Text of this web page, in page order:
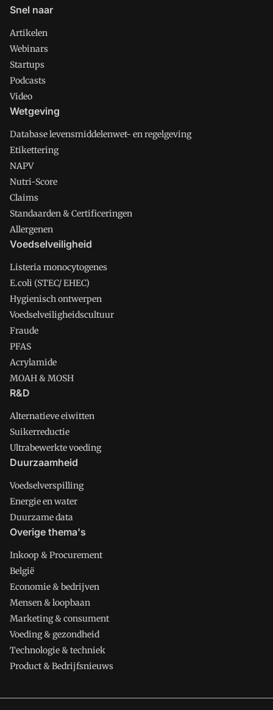
Snel naar
Artikelen
Webinars
Startups
Podcasts
Video
Wetgeving
Database levensmiddelenwet- en regelgeving
Etikettering
NAPV
Nutri-Score
Claims
Standaarden & Certificeringen
Allergenen
Voedselveiligheid
Listeria monocytogenes
E.coli (STEC/ EHEC)
Hygienisch ontwerpen
Voedselveiligheidscultuur
Fraude
PFAS
Acrylamide
MOAH & MOSH
R&D
Alternatieve eiwitten
Suikerreductie
Ultrabewerkte voeding
Duurzaamheid
Voedselverspilling
Energie en water
Duurzame data
Overige thema's
Inkoop & Procurement
België
Economie & bedrijven
Mensen & loopbaan
Marketing & consument
Voeding & gezondheid
Technologie & techniek
Product & Bedrijfsnieuws